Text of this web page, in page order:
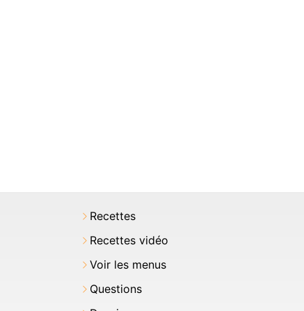
Recettes
Recettes vidéo
Voir les menus
Questions